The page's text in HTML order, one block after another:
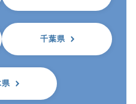
千葉県
県